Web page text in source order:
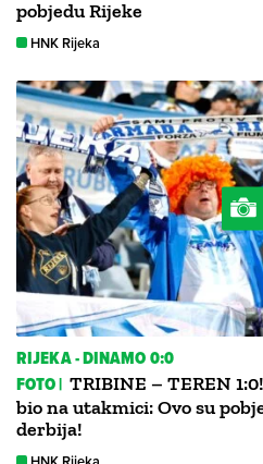
pobjedu Rijeke
HNK Rijeka
RIJEKA - DINAMO 0:0
FOTO | TRIBINE – TEREN
bio na utakmici: Ovo su
derbija!